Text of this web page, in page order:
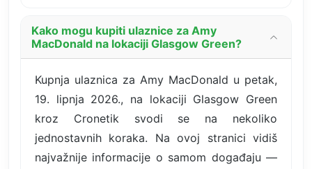
Kako mogu kupiti ulaznice za Amy
MacDonald na lokaciji Glasgow Green?
Kupnja ulaznica za Amy MacDonald u petak,
19. lipnja 2026., na lokaciji Glasgow Green
kroz Cronetik svodi se na nekoliko
jednostavnih koraka. Na ovoj stranici vidiš
najvažnije informacije o samom događaju —